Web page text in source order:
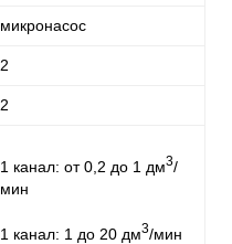
микронасос
2
2
1 канал: от 0,2 до 1 дм3/
мин
1 канал: 1 до 20 дм3/мин